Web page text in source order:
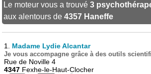
Le moteur vous a trouvé3
aux alentours de4357 Haneffe
1. Madame Lydie Alcantar
Je vous accompagne grâce à des outils
Rue de Noville 4
4347 Fexhe-le-Haut-Clocher